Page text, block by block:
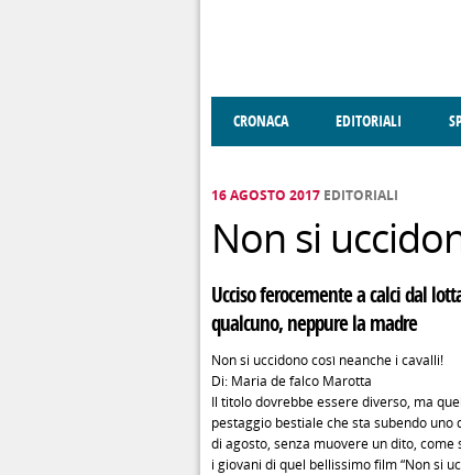
CRONACA EDITORIALI
16 AGOSTO 2017 EDITORIALI
Non si
Ucciso ferocemente a calci dal
qualcuno, neppure la madre
Non si uccidono così neanche i cavalli!
Di: Maria de falco Marotta
Il titolo dovrebbe essere diverso, ma
pestaggio bestiale che sta subendo
di agosto, senza muovere un dito,
i giovani di quel bellissimo film “Non si